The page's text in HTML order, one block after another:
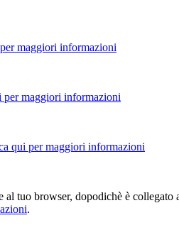
maggiori informazioni
per maggiori informazioni
qui per maggiori informazioni
tuo browser, dopodichè è
.